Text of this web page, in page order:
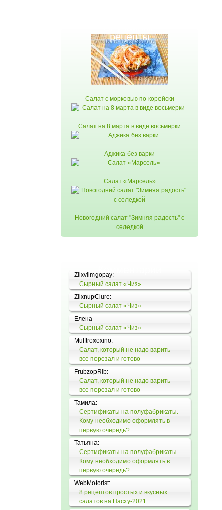
рецепты
Салат с морковью по-корейски
Салат на 8 марта в виде восьмерки
Аджика без варки
Салат «Марсель»
Новогодний салат "Зимняя радость" с
селедкой
Zlixvlimgopay:
Сырный салат «Чиз»
ZlixnupClure:
Сырный салат «Чиз»
Елена
Сырный салат «Чиз»
Mufftroxoxino:
Салат, который не надо варить -
все порезал и готово
FrubzopRib:
Салат, который не надо варить -
все порезал и готово
Тамила:
Сертификаты на полуфабрикаты.
Кому необходимо оформлять в
первую очередь?
Татьяна:
Сертификаты на полуфабрикаты.
Кому необходимо оформлять в
первую очередь?
WebMotorist:
8 рецептов простых и вкусных
салатов на Пасху-2021